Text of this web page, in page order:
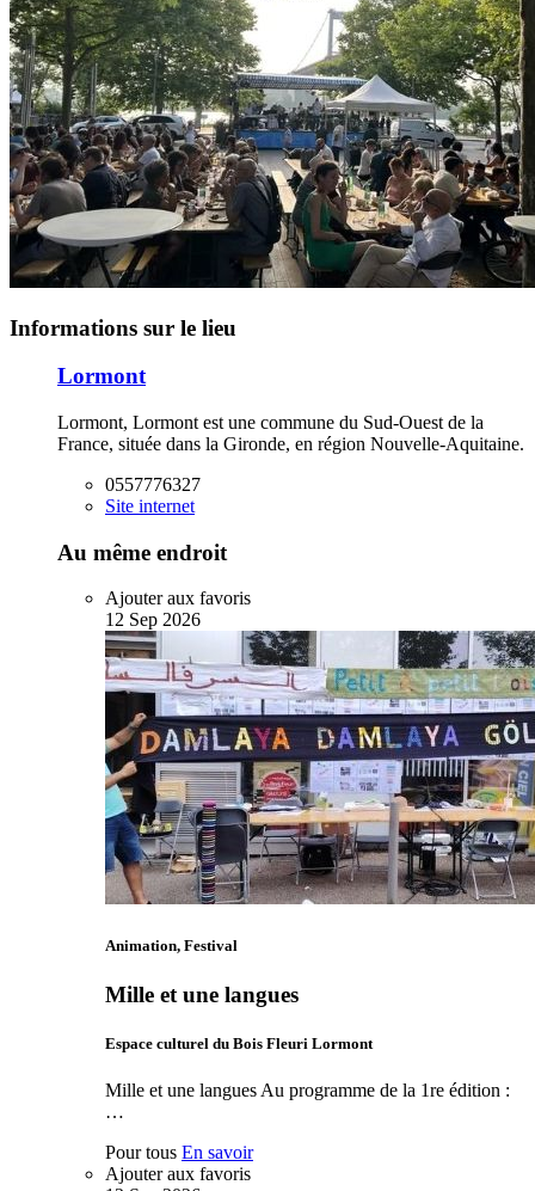
Informations sur le lieu
Lormont
Lormont, Lormont est une commune du Sud-Ouest de la
France, située dans la Gironde, en région Nouvelle-Aquitaine.
0557776327
Site internet
Au même endroit
Ajouter aux favoris
12 Sep 2026
Animation, Festival
Mille et une langues
Espace culturel du Bois Fleuri Lormont
Mille et une langues Au programme de la 1re édition :
…
Pour tous En savoir
Ajouter aux favoris